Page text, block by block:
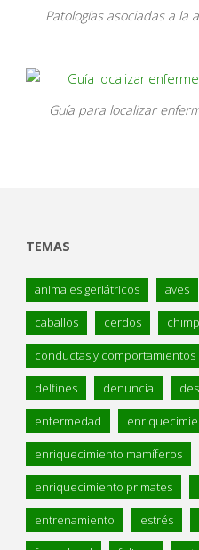
Patologías asociadas a la
Guía para localizar
TEMAS
animales geriátricos aves
caballos cerdos
conductas y comportamientos
delfines denuncia
enfermedad
enriquecimiento mamíferos
enriquecimiento primates
entrenamiento estrés